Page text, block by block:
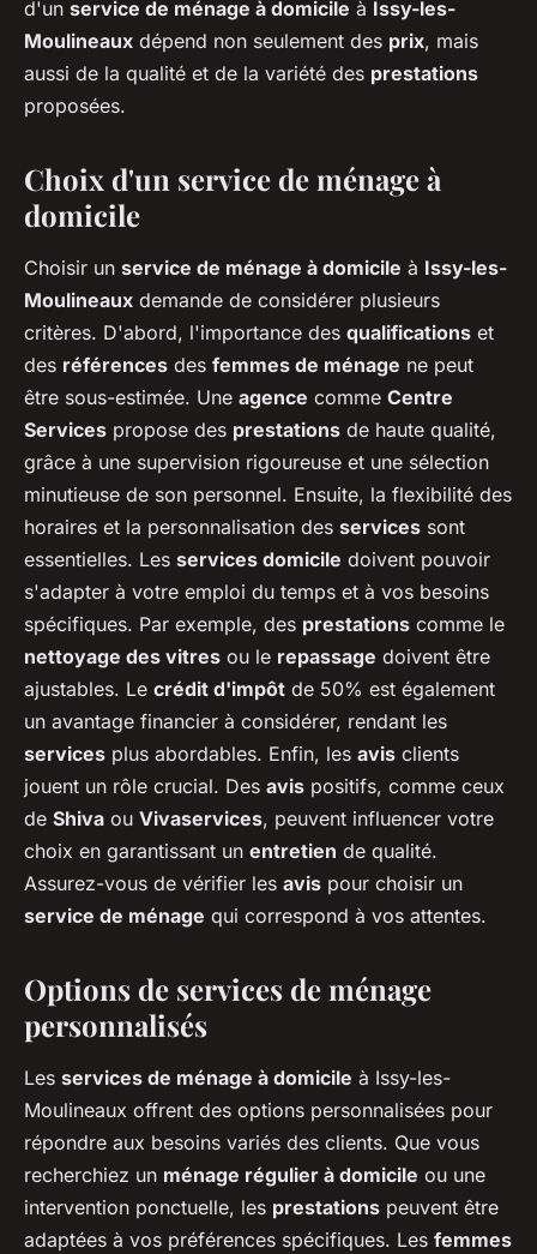
d'un service de ménage à domicile à Issy-les-
Moulineaux dépend non seulement des prix, mais
aussi de la qualité et de la variété des prestations
proposées.
Choix d'un service de ménage à
domicile
Choisir un service de ménage à domicile à Issy-les-
Moulineaux demande de considérer plusieurs
critères. D'abord, l'importance des qualifications et
des références des femmes de ménage ne peut
être sous-estimée. Une agence comme Centre
Services propose des prestations de haute qualité,
grâce à une supervision rigoureuse et une sélection
minutieuse de son personnel. Ensuite, la flexibilité des
horaires et la personnalisation des services sont
essentielles. Les services domicile doivent pouvoir
s'adapter à votre emploi du temps et à vos besoins
spécifiques. Par exemple, des prestations comme le
nettoyage des vitres ou le repassage doivent être
ajustables. Le crédit d'impôt de 50% est également
un avantage financier à considérer, rendant les
services plus abordables. Enfin, les avis clients
jouent un rôle crucial. Des avis positifs, comme ceux
de Shiva ou Vivaservices, peuvent influencer votre
choix en garantissant un entretien de qualité.
Assurez-vous de vérifier les avis pour choisir un
service de ménage qui correspond à vos attentes.
Options de services de ménage
personnalisés
Les services de ménage à domicile à Issy-les-
Moulineaux offrent des options personnalisées pour
répondre aux besoins variés des clients. Que vous
recherchiez un ménage régulier à domicile ou une
intervention ponctuelle, les prestations peuvent être
adaptées à vos préférences spécifiques. Les femmes